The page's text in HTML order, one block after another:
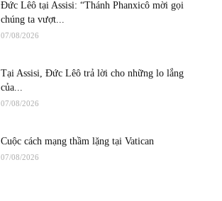
Đức Lêô tại Assisi: “Thánh Phanxicô mời gọi
chúng ta vượt...
07/08/2026
Tại Assisi, Đức Lêô trả lời cho những lo lắng
của...
07/08/2026
Cuộc cách mạng thầm lặng tại Vatican
07/08/2026